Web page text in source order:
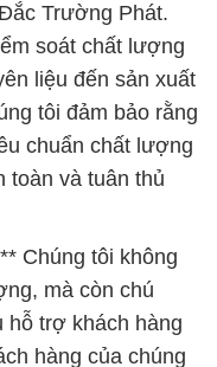
Trường Phát.
soát chất lượng
liệu đến sản xuất
tôi đảm bảo rằng
chuẩn chất lượng
toàn và tuân thủ
Chúng tôi không
mà còn chú
hỗ trợ khách hàng
hàng của chúng